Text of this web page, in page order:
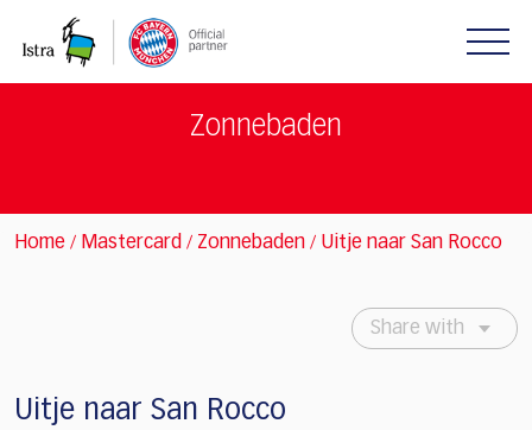
note:
Zonnebaden
Home / Mastercard / Zonnebaden / Uitje naar San Rocco
Share with
Uitje naar San Rocco